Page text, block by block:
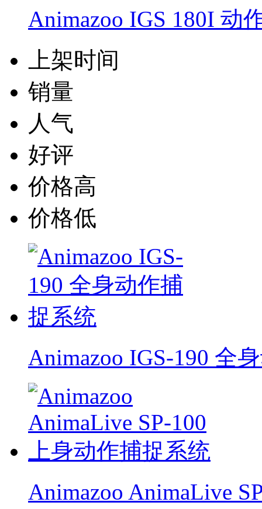
Animazoo IGS 180I 动
上架时间
销量
人气
好评
价格高
价格低
Animazoo IGS-190 全
Animazoo AnimaLive